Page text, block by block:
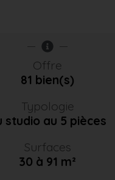
Offre
81 bien(s)
Typologie
studio au 5 pièces
Surfaces
30 à 91 m²